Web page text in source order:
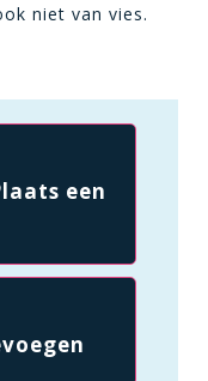
niet van vies.
een